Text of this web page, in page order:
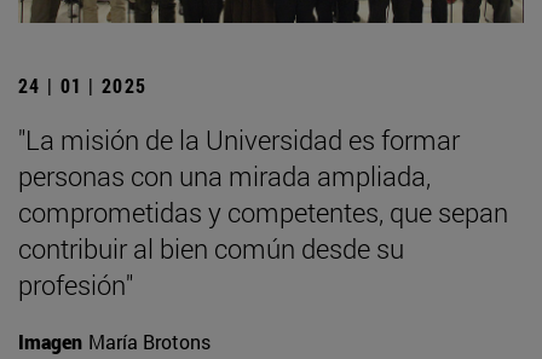
24 | 01 | 2025
"La misión de la Universidad es formar
personas con una mirada ampliada,
comprometidas y competentes, que sepan
contribuir al bien común desde su
profesión"
Imagen María Brotons